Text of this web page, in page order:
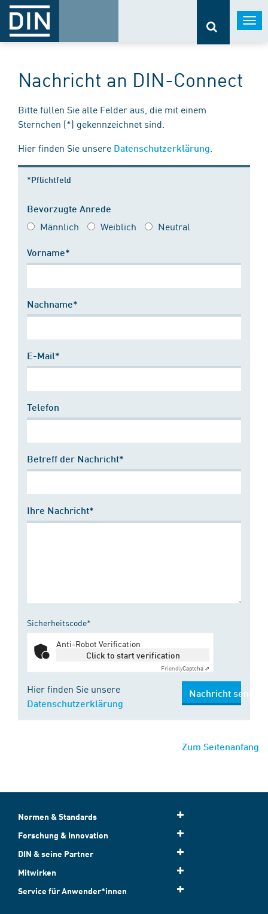
Nachricht an DIN-Connect
Bitte füllen Sie alle Felder aus, die mit einem
Sternchen (*) gekennzeichnet sind.
Hier finden Sie unsere Datenschutzerklärung
*Pflichtfeld
Bevorzugte Anrede
Männlich Weiblich Neutral
Vorname*
Nachname*
E-Mail*
Telefon
Betreff der Nachricht*
Ihre Nachricht*
Sicherheitscode*
Anti-Robot Verification
Click to start verification
FriendlyCaptcha ⇗
Hier finden Sie unsere
Datenschutzerklärung
Nachricht senden
Zum Seitenanfang
Normen & Standards
Forschung & Innovation
DIN & seine Partner
Mitwirken
Service für Anwender*innen